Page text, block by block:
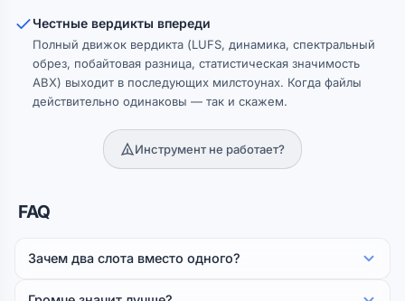
Честные вердикты впереди
Полный движок вердикта (LUFS, динамика, спектральный
обрез, побайтовая разница, статистическая значимость
ABX) выходит в последующих милстоунах. Когда файлы
действительно одинаковы — так и скажем.
Инструмент не работает?
FAQ
Зачем два слота вместо одного?